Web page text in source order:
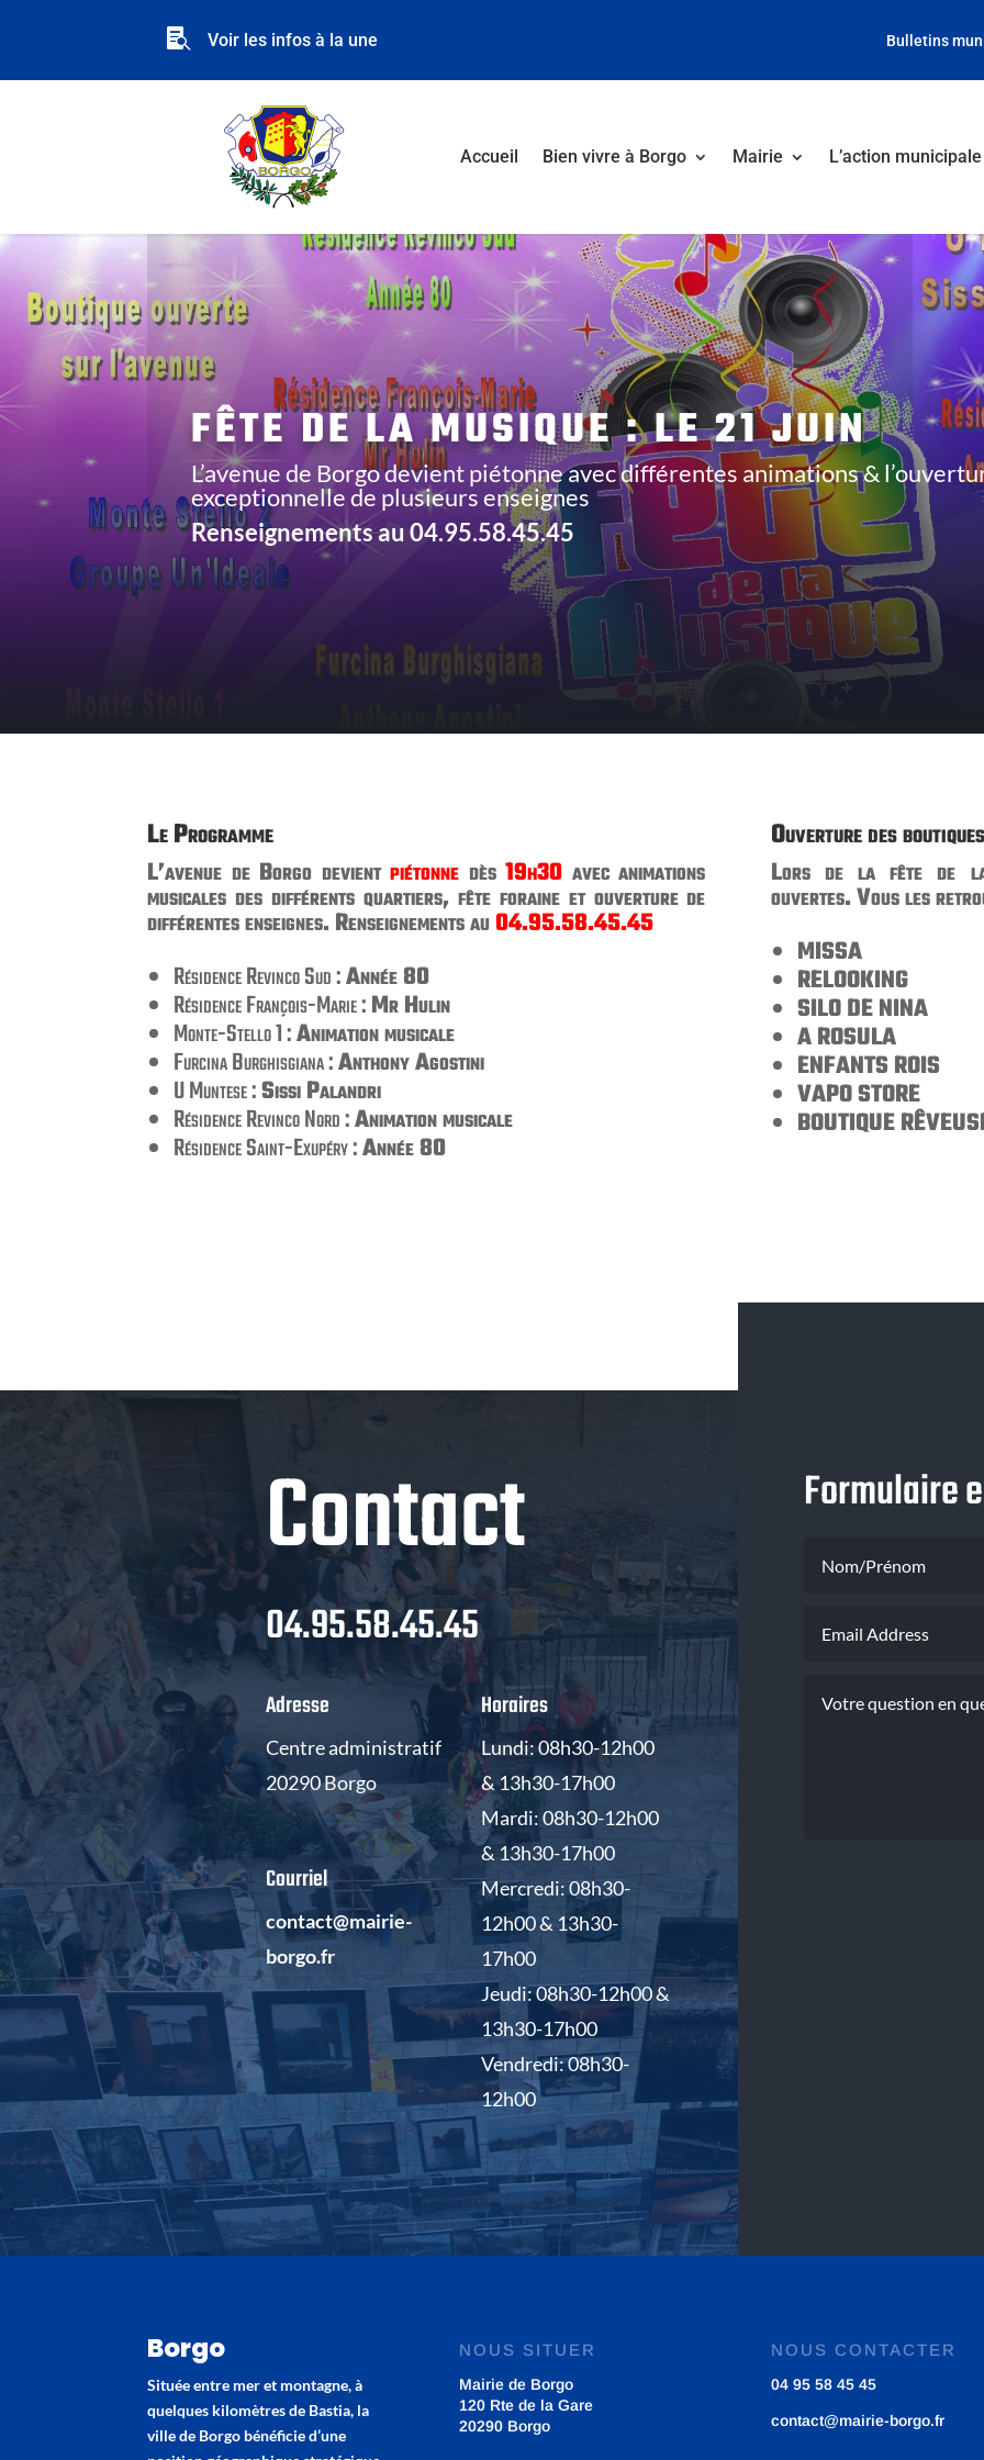
 Voir les infos à la une Bulletins
Accueil Bien vivre à Borgo Mairie L’action municipale
FÊTE DE LA MUSIQUE : LE 21 JUIN
L’avenue de Borgo devient piétonne avec différentes animations &
exceptionnelle de plusieurs enseignes
Renseignements au 04.95.58.45.45
Le Programme
L’avenue de Borgo devientpiétonne dès19h30 avec animations
musicales des différents quartiers, fête foraine et ouverture de
différentes enseignes. Renseignements au04.95.58.45.45
Résidence Revinco Sud :Année 80
Résidence François-Marie :Mr Hulin
Monte-Stello 1 :Animation musicale
Furcina Burghisgiana :Anthony Agostini
U Muntese :Sissi Palandri
Résidence Revinco Nord :Animation musicale
Résidence Saint-Exupéry :Année 80
Ouverture des boutiques
Lors de la fête de la
ouvertes. Vous les
MISSA
RELOOKING
SILO DE NINA
A ROSULA
ENFANTS ROIS
VAPO STORE
BOUTIQUE
Contact
04.95.58.45.45
Adresse
Centre administratif
20290 Borgo
Courriel
contact@mairie-
borgo.fr
Horaires
Lundi: 08h30-12h00
& 13h30-17h00
Mardi: 08h30-12h00
& 13h30-17h00
Mercredi: 08h30-
12h00 & 13h30-
17h00
Jeudi: 08h30-12h00 &
13h30-17h00
Vendredi: 08h30-
12h00
Formulaire
Borgo
Située entre mer et montagne, à
quelques kilomètres de Bastia, la
ville de Borgo bénéficie d’une
NOUS SITUER
Mairie de Borgo
120 Rte de la Gare
20290 Borgo
NOUS CONTACTER
04 95 58 45 45
contact@mairie-borgo.fr